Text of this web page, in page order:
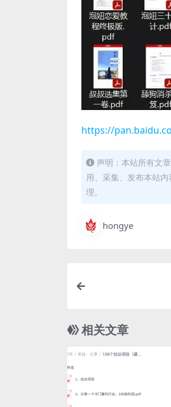
https://
声明：本站所有文
用、采集、发布本站
理。
hongye
相关文章